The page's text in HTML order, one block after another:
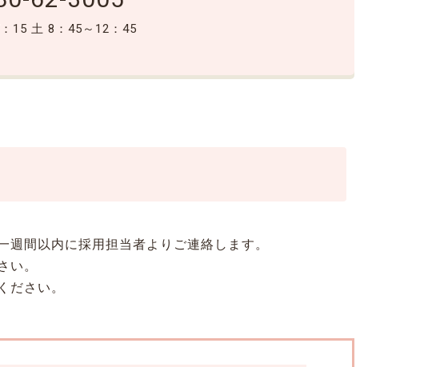
15 土 8：45～12：45
間以内に採用担当者よりご連絡します。
い。
ださい。